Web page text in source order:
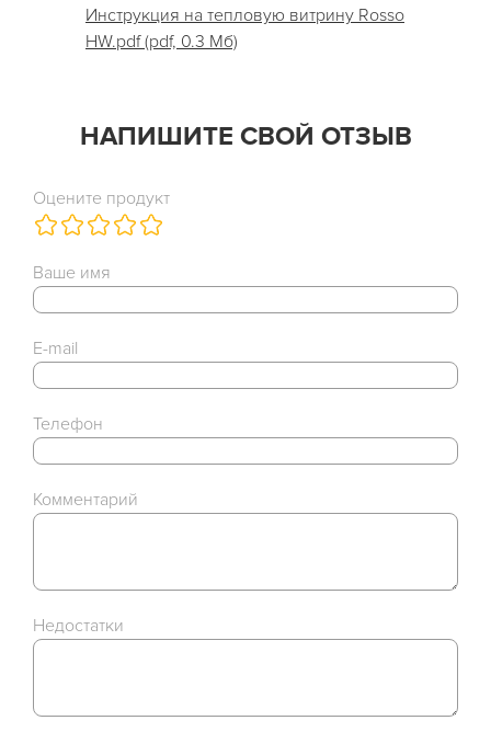
Инструкция на тепловую витрину Rosso
HW.pdf (pdf, 0.3 Мб)
НАПИШИТЕ СВОЙ ОТЗЫВ
Оцените продукт
Ваше имя
E-mail
Телефон
Комментарий
Недостатки